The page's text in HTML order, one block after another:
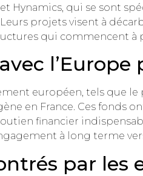
Hynamics, qui se sont
projets visent à
qui commencent à
européen, tels que
en France. Ces fonds
financier
à long terme
par les